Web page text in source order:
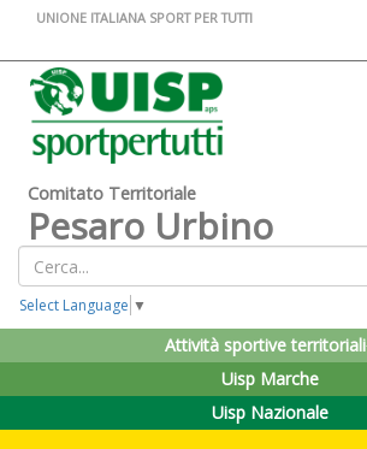
UNIONE ITALIANA SPORT PER TUTTI
Comitato Territoriale
Pesaro Urbino
Select Language ▼
Attività sportive territoriali
Uisp Marche
Uisp Nazionale